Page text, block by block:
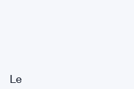
Le